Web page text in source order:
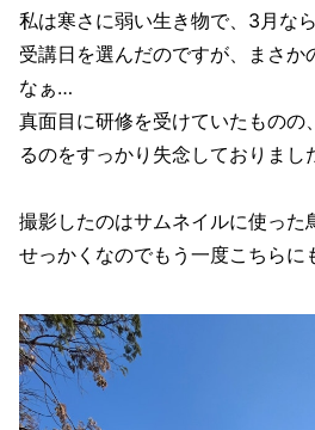
私は寒さに弱い生き物で、3月な
受講日を選んだのですが、まさか
なぁ…
真面目に研修を受けていたものの
るのをすっかり失念しておりまし
撮影したのはサムネイルに使った
せっかくなのでもう一度こちらに